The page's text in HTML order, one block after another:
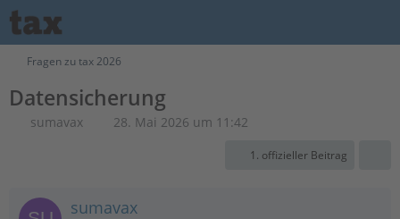
Fragen zu tax 2026
Datensicherung
sumavax 28. Mai 2026 um 11:42
1. offizieller Beitrag
sumavax